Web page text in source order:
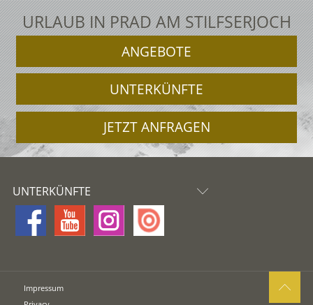
URLAUB IN PRAD AM STILFSERJOCH
ANGEBOTE
UNTERKÜNFTE
JETZT ANFRAGEN
UNTERKÜNFTE
Impressum